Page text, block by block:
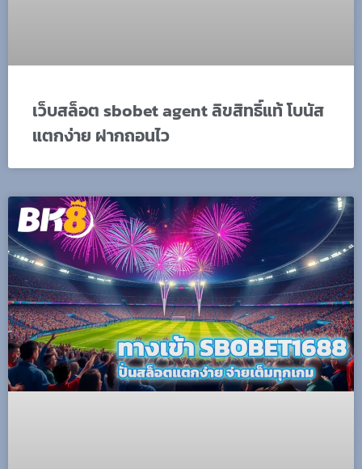
เว็บสล็อต sbobet agent ลิขสิทธิ์แท้ โบนัส
แตกง่าย ฝากถอนไว